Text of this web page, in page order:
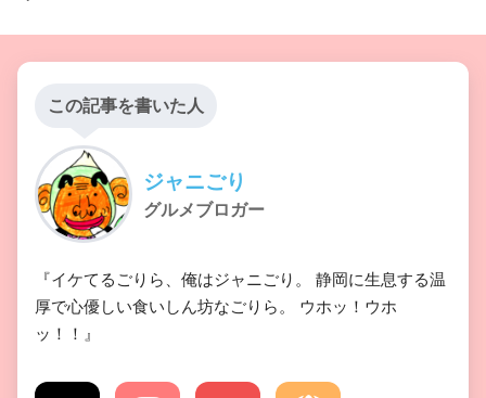
この記事を書いた人
ジャニごり
グルメブロガー
『イケてるごりら、俺はジャニごり。 静岡に生息する温
厚で心優しい食いしん坊なごりら。 ウホッ！ウホ
ッ！！』